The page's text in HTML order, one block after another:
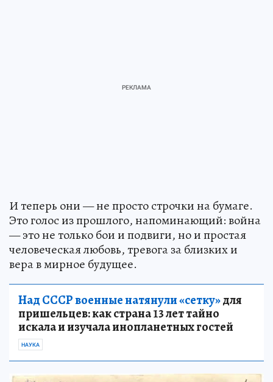
И теперь они — не просто строчки на бумаге.
Это голос из прошлого, напоминающий: война
— это не только бои и подвиги, но и простая
человеческая любовь, тревога за близких и
вера в мирное будущее.
Над СССР военные натянули «сетку»для
пришельцев: как страна 13 лет тайно
искала и изучала инопланетных гостей
НАУКА